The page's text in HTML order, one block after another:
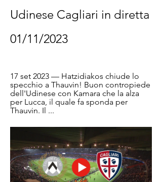
Udinese Cagliari in diretta
01/11/2023
17 set 2023 — Hatzidiakos chiude lo
specchio a Thauvin! Buon contropiede
dell'Udinese con Kamara che la alza
per Lucca, il quale fa sponda per
Thauvin. Il ...